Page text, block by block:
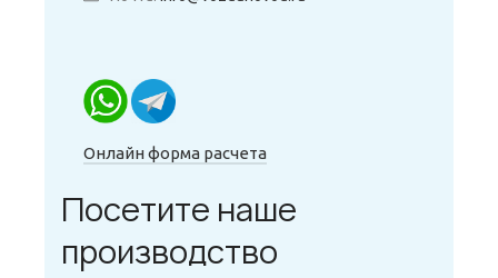
Онлайн форма расчета
Посетите наше
производство